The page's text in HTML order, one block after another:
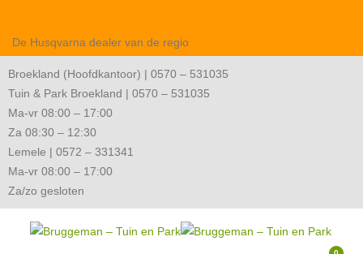
De Husqvarna dealer van de regio
Broekland (Hoofdkantoor) | 0570 – 531035
Tuin & Park Broekland | 0570 – 531035
Ma-vr 08:00 – 17:00
Za 08:30 – 12:30
Lemele | 0572 – 331341
Ma-vr 08:00 – 17:00
Za/zo gesloten